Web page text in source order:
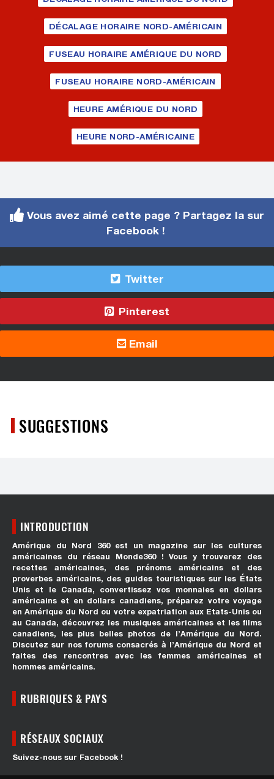
DÉCALAGE HORAIRE NORD-AMÉRICAIN
FUSEAU HORAIRE AMÉRIQUE DU NORD
FUSEAU HORAIRE NORD-AMÉRICAIN
HEURE AMÉRIQUE DU NORD
HEURE NORD-AMÉRICAINE
Vous avez aimé cette page ? Partagez la sur
Facebook !
Twitter
Pinterest
Email
SUGGESTIONS
INTRODUCTION
Amérique du Nord 360 est un magazine sur les cultures
américaines du réseau Monde360 ! Vous y trouverez des
recettes américaines, des prénoms américains et des
proverbes américains, des guides touristiques sur les États
Unis et le Canada, convertissez vos monnaies en dollars
américains et en dollars canadiens, préparez votre voyage
en Amérique du Nord ou votre expatriation aux Etats-Unis ou
au Canada, découvrez les musiques américaines et les films
canadiens, les plus belles photos de l’Amérique du Nord.
Discutez sur nos forums consacrés à l’Amérique du Nord et
faites des rencontres avec les femmes américaines et
hommes américains.
RUBRIQUES & PAYS
RÉSEAUX SOCIAUX
Suivez-nous sur Facebook !